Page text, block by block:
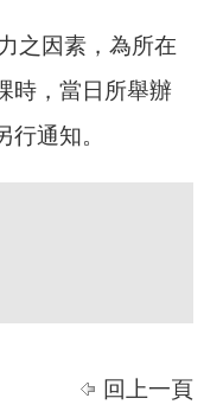
之因素，為所在
時，當日所舉辦
通知。
回上一頁